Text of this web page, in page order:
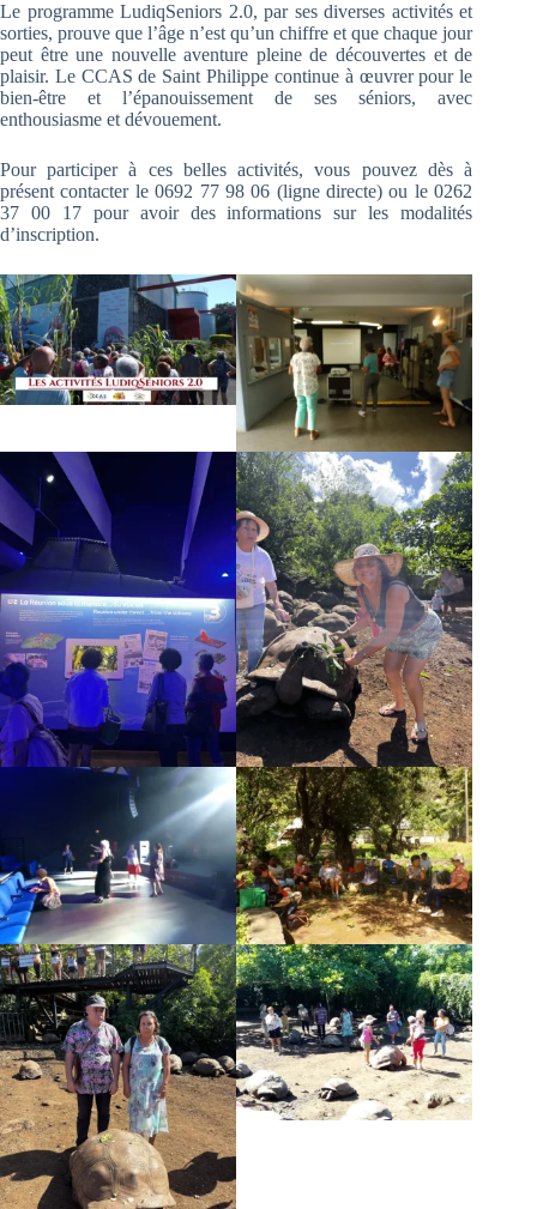
Le programme LudiqSeniors 2.0, par ses diverses activités et
sorties, prouve que l’âge n’est qu’un chiffre et que chaque jour
peut être une nouvelle aventure pleine de découvertes et de
plaisir. Le CCAS de Saint Philippe continue à œuvrer pour le
bien-être et l’épanouissement de ses séniors, avec
enthousiasme et dévouement.
Pour participer à ces belles activités, vous pouvez dès à
présent contacter le 0692 77 98 06 (ligne directe) ou le 0262
37 00 17 pour avoir des informations sur les modalités
d’inscription.